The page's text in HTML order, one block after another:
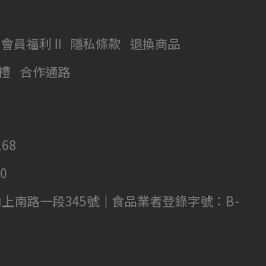
會員福利 II 隱私條款 退換商品
合作通路
南路一段345號｜食品業者登錄字號：B-